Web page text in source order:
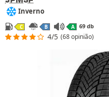
Inverno
C B A 69 db
4/5 (68 opinião)